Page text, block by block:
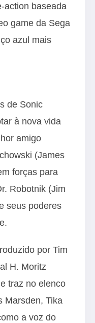
action baseada
game da Sega
azul mais
de Sonic
à nova vida
amigo
(James
forças para
Robotnik (Jim
seus poderes
por Tim
H. Moritz
traz no elenco
Marsden, Tika
a voz do